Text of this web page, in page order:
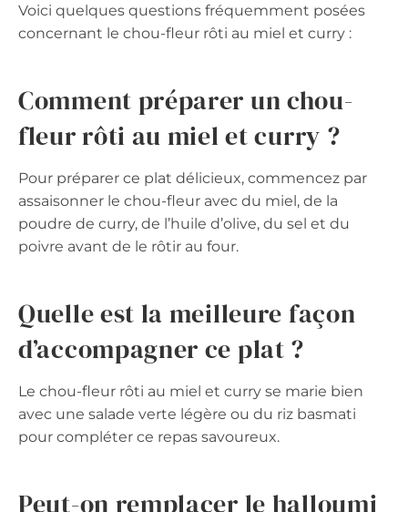
Voici quelques questions fréquemment posées
concernant le chou-fleur rôti au miel et curry :
Comment préparer un chou-
fleur rôti au miel et curry ?
Pour préparer ce plat délicieux, commencez par
assaisonner le chou-fleur avec du miel, de la
poudre de curry, de l’huile d’olive, du sel et du
poivre avant de le rôtir au four.
Quelle est la meilleure façon
d’accompagner ce plat ?
Le chou-fleur rôti au miel et curry se marie bien
avec une salade verte légère ou du riz basmati
pour compléter ce repas savoureux.
Peut-on remplacer le halloumi